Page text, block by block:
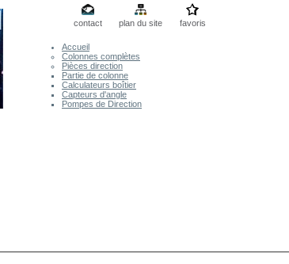
contact plan du site favoris
Accueil
Colonnes complètes
Pièces direction
Partie de colonne
Calculateurs boîtier
Capteurs d'angle
Pompes de Direction